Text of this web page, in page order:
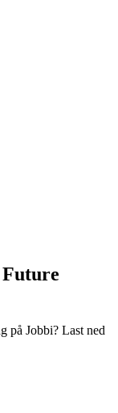
på Jobbi? Last ned